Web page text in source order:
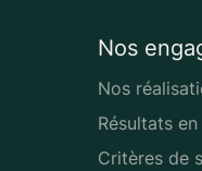
Nos
Nos
Résultats
Critères de